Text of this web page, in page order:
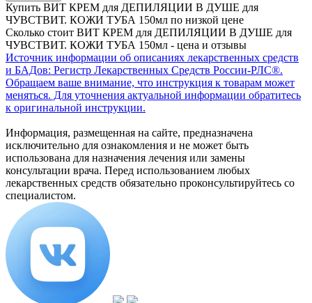
Купить ВИТ КРЕМ для ДЕПИЛЯЦИИ В ДУШЕ для
ЧУВСТВИТ. КОЖИ ТУБА 150мл по низкой цене
Сколько стоит ВИТ КРЕМ для ДЕПИЛЯЦИИ В ДУШЕ для
ЧУВСТВИТ. КОЖИ ТУБА 150мл - цена и отзывы
Источник информации об описаниях лекарственных средств
и БАДов: Регистр Лекарственных Средств России-РЛС®.
Обращаем ваше внимание, что инструкция к товарам может
меняться. Для уточнения актуальной информации обратитесь
к оригинальной инструкции.
Информация, размещенная на сайте, предназначена
исключительно для ознакомления и не может быть
использована для назначения лечения или замены
консультации врача. Перед использованием любых
лекарственных средств обязательно проконсультируйтесь со
специалистом.